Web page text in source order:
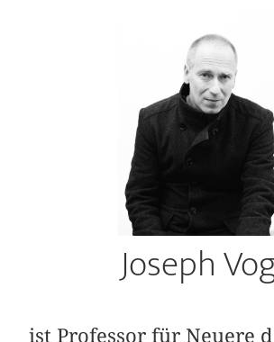
Joseph
ist Professor für Neuere